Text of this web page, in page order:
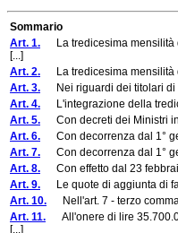
Sommario
Art. 1. La tredicesima mensilità
[...]
Art. 2. La tredicesima mensilità
Art. 3. Nei riguardi dei titolari di
Art. 4. L'integrazione della
Art. 5. Con decreti dei Ministri
Art. 6. Con decorrenza dal 1°
Art. 7. Con decorrenza dal 1°
Art. 8. Con effetto dal 23
Art. 9. Le quote di aggiunta di
Art. 10. Nell'art. 7 - terzo comma
Art. 11. All'onere di lire
[...]